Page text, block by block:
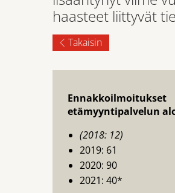
haasteet liittyvät
Takaisin
Ennakkoilmoitukset
etämyyntipalvelun
(2018: 12)
2019: 61
2020: 90
2021: 40*